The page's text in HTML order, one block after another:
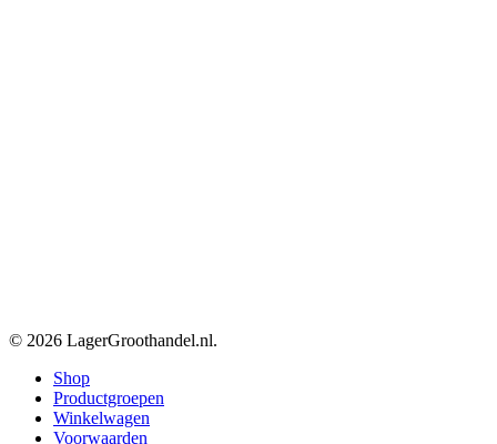
© 2026 LagerGroothandel.nl.
Close
Menu
Shop
Productgroepen
Winkelwagen
Voorwaarden